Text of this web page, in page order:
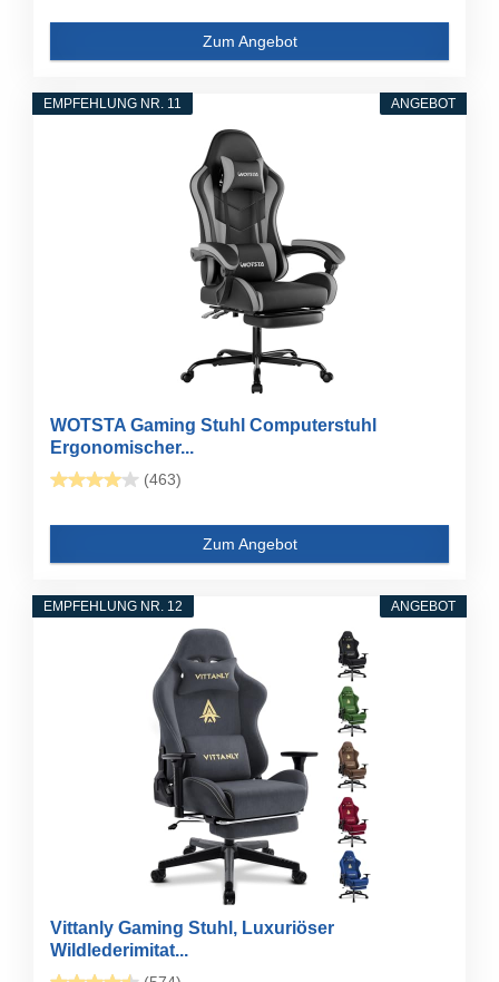
Zum Angebot
ANGEBOT
EMPFEHLUNG NR. 11
WOTSTA Gaming Stuhl Computerstuhl
Ergonomischer...
(463)
Zum Angebot
ANGEBOT
EMPFEHLUNG NR. 12
Vittanly Gaming Stuhl, Luxuriöser
Wildlederimitat...